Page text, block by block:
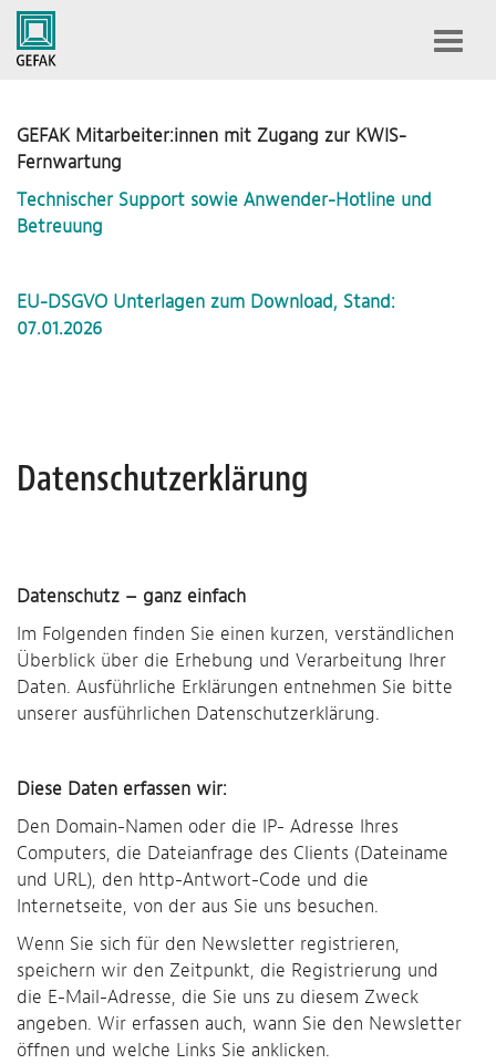
GEFAK Mitarbeiter:innen mit Zugang zur KWIS-
Fernwartung
Technischer Support sowie Anwender-Hotline und
Betreuung
EU-DSGVO Unterlagen zum Download, Stand:
07.01.2026
Datenschutzerklärung
Datenschutz – ganz einfach
Im Folgenden finden Sie einen kurzen, verständlichen
Überblick über die Erhebung und Verarbeitung Ihrer
Daten. Ausführliche Erklärungen entnehmen Sie bitte
unserer ausführlichen Datenschutzerklärung.
Diese Daten erfassen wir:
Den Domain-Namen oder die IP- Adresse Ihres
Computers, die Dateianfrage des Clients (Dateiname
und URL), den http-Antwort-Code und die
Internetseite, von der aus Sie uns besuchen.
Wenn Sie sich für den Newsletter registrieren,
speichern wir den Zeitpunkt, die Registrierung und
die E-Mail-Adresse, die Sie uns zu diesem Zweck
angeben. Wir erfassen auch, wann Sie den Newsletter
öffnen und welche Links Sie anklicken.